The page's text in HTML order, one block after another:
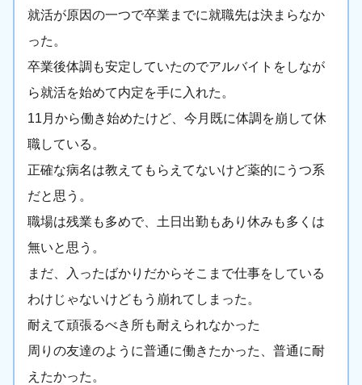
就活が原因の一つで卒業までに就職先は決まらなか
った。
卒業後体調も安定していたのでアルバイトをしなが
ら就活を始めて内定を手に入れた。
11月から働き始めたけど、今月既に体調を崩して休
職している。
正確な病名は教えてもらえてないけど薬的にうつ系
だと思う。
職場は残業も多めで、土日出勤もあり休みも多くは
無いと思う。
まだ、入ったばかりだからそこまで仕事をしている
わけじゃないけどもう崩れてしまった。
耐えて頑張るべき所も耐えられなかった
周りの友達のように普通に働きたかった、普通に耐
えたかった。